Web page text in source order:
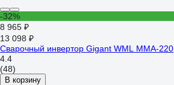
-32%
8 965 ₽
13 098 ₽
Сварочный инвертор Gigant WML MMA-220
4.4
(48)
В корзину